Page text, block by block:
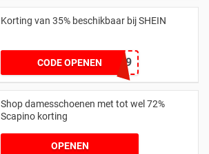
Korting van 35% beschikbaar bij SHEIN
CODE OPENENeurd043009
Shop damesschoenen met tot wel 72%
Scapino korting
OPENEN